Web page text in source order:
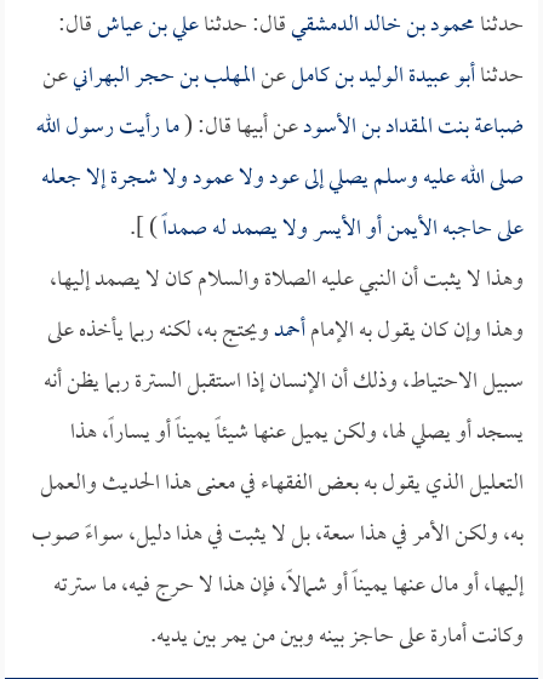
حدثنامحمود بن خالد الدمشقيقال: حدثناعلي بن عياشقال:
حدثناأبو عبيدة الوليد بن كاملعنالمهلب بن حجر البهرانيعن
ضباعة بنت المقداد بن الأسودعن أبيها قال: (ما رأيت رسول الله
صلى الله عليه وسلم يصلي إلى عود ولا عمود ولا شجرة إلا جعله
على حاجبه الأيمن أو الأيسر ولا يصمد له صمداً) ].
وهذا لا يثبت أن النبي عليه الصلاة والسلام كان لا يصمد إليها،
وهذا وإن كان يقول به الإمامأحمدويحتج به، لكنه ربما يأخذه على
سبيل الاحتياط، وذلك أن الإنسان إذا استقبل السترة ربما يظن أنه
يسجد أو يصلي لها، ولكن يميل عنها شيئاً يميناً أو يساراً، هذا
التعليل الذي يقول به بعض الفقهاء في معنى هذا الحديث والعمل
به، ولكن الأمر في هذا سعة، بل لا يثبت في هذا دليل، سواءً صوب
إليها، أو مال عنها يميناً أو شمالاً، فإن هذا لا حرج فيه، ما سترته
وكانت أمارة على حاجز بينه وبين من يمر بين يديه.